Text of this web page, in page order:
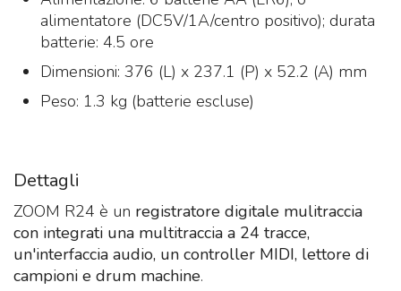
alimentatore (DC5V/1A/centro positivo); durata
batterie: 4.5 ore
Dimensioni: 376 (L) x 237.1 (P) x 52.2 (A) mm
Peso: 1.3 kg (batterie escluse)
Dettagli
ZOOM R24 è un registratore digitale mulitraccia
con integrati una multitraccia a 24 tracce,
un'interfaccia audio, un controller MIDI, lettore di
campioni e drum machine.